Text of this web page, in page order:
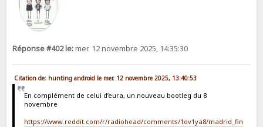
Réponse #402 le:mer. 12 novembre 2025, 14:35:30
Citation de: hunting android le mer. 12 novembre 2025, 13:40:53
En complément de celui d’eura, un nouveau bootleg du 8
novembre
https://www.reddit.com/r/radiohead/comments/1ov1ya8/